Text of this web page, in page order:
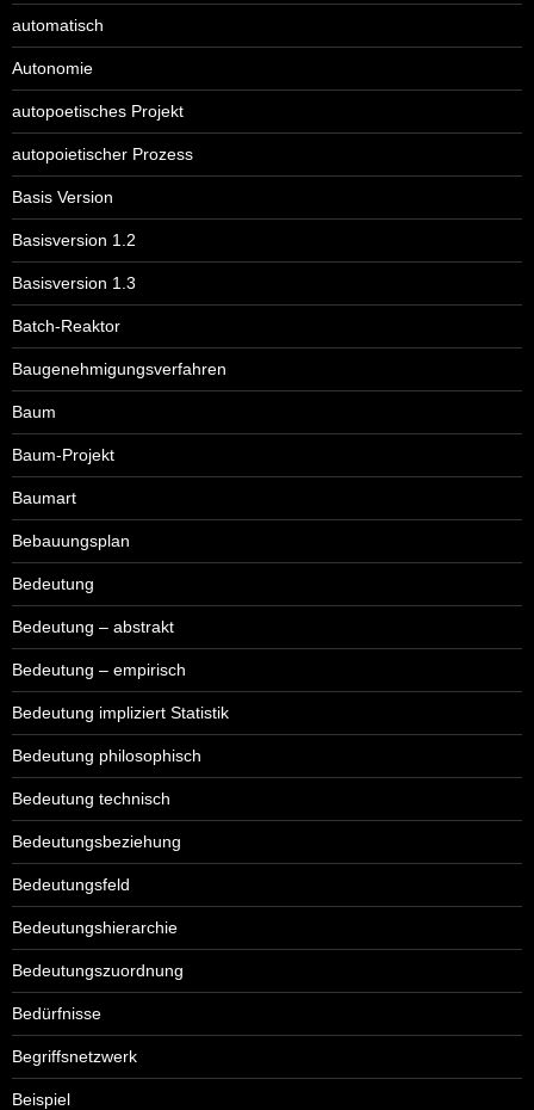
automatisch
Autonomie
autopoetisches Projekt
autopoietischer Prozess
Basis Version
Basisversion 1.2
Basisversion 1.3
Batch-Reaktor
Baugenehmigungsverfahren
Baum
Baum-Projekt
Baumart
Bebauungsplan
Bedeutung
Bedeutung – abstrakt
Bedeutung – empirisch
Bedeutung impliziert Statistik
Bedeutung philosophisch
Bedeutung technisch
Bedeutungsbeziehung
Bedeutungsfeld
Bedeutungshierarchie
Bedeutungszuordnung
Bedürfnisse
Begriffsnetzwerk
Beispiel